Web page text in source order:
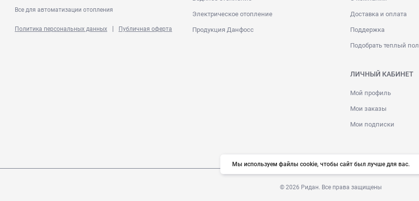
Все для автоматизации отопления
Политика персональных данных | Публичная оферта
Электрическое отопление
Продукция Данфосс
Доставка и оплата
Поддержка
Подобрать теплый пол
ЛИЧНЫЙ КАБИНЕТ
Мой профиль
Мои заказы
Мои подписки
© 2026 Ридан. Все права защищены
Мы используем файлы cookie, чтобы сайт был лучше для вас.